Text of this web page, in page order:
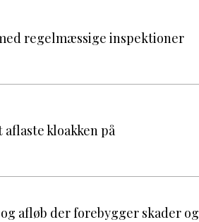
regelmæssige inspektioner
kloakken på
afløb der forebygger skader og